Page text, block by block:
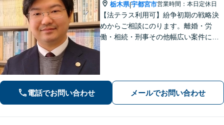
栃木県|宇都宮市営業時間：本日定休日
【法テラス利用可】紛争初期の戦略決
めからご相談にのります。離婚・労
働・相続・刑事その他幅広い案件につ
電話でお問い合わせ メールでお問い合わせ